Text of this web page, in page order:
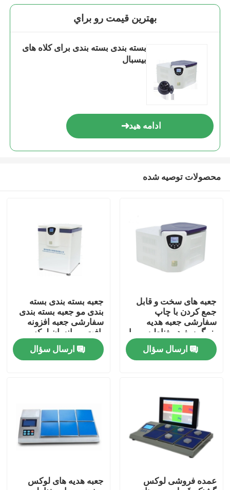
صفحه اصلی
محصولات
فیلم های
بهترين قيمت رو براي
بسته بندی بسته بندی برای کلاه های
بیسبال
ادامه هید
محصولات توصیه شده
جعبه های سخت و قابل
جمع کردن با چاپ
سفارشی جعبه هدیه
بزرگ سفید مغناطیسی با
دستگیره حمل
ارسال سؤال
جعبه بسته بندی بسته
بندی مو جعبه بسته بندی
سفارشی جعبه افزونه
بافت مو انسان لوکس
ارسال سؤال
عمده فروشی لوکس
جعبه هدیه های لوکس